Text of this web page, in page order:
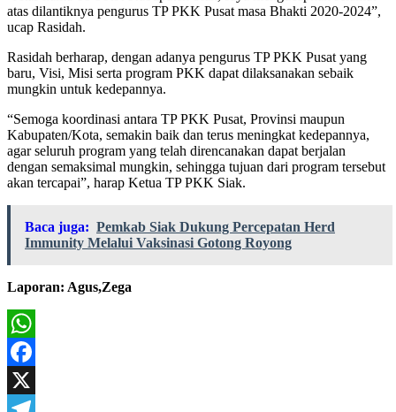
atas dilantiknya pengurus TP PKK Pusat masa Bhakti 2020-2024”,
ucap Rasidah.
Rasidah berharap, dengan adanya pengurus TP PKK Pusat yang
baru, Visi, Misi serta program PKK dapat dilaksanakan sebaik
mungkin untuk kedepannya.
“Semoga koordinasi antara TP PKK Pusat, Provinsi maupun
Kabupaten/Kota, semakin baik dan terus meningkat kedepannya,
agar seluruh program yang telah direncanakan dapat berjalan
dengan semaksimal mungkin, sehingga tujuan dari program tersebut
akan tercapai”, harap Ketua TP PKK Siak.
Baca juga: Pemkab Siak Dukung Percepatan Herd
Immunity Melalui Vaksinasi Gotong Royong
Laporan: Agus,Zega
WhatsApp
Facebook
X